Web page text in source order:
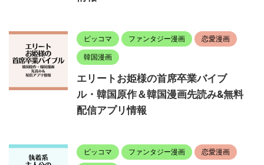
ピッコマ ファンタジー漫画 恋愛漫画
韓国漫画
エリートお姫様の首席卒業バイブ
ル・韓国原作＆韓国漫画先読み&無料
配信アプリ情報
ピッコマ ファンタジー漫画 恋愛漫画